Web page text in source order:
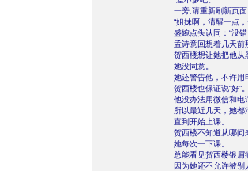
一旁,请重新刷新页
“姐妹啊，清醒一点
盛婉点头认同：“没
孟诗意回想着几天前
贺西楼想让她把他从
她没同意。
她还警告他，不许用
贺西楼也保证说“好”
他没办法用微信和电
所以最近几天，她都
直到开始上课。
贺西楼不知道从哪问
她每次一下课。
总能看见贺西楼银
因为她还不允许被